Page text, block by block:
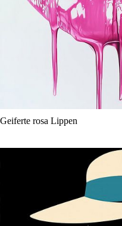
Geiferte rosa Lippen